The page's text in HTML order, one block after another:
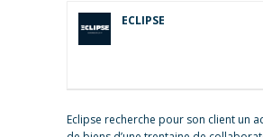
ECLIPSE
Eclipse recherche pour son client un